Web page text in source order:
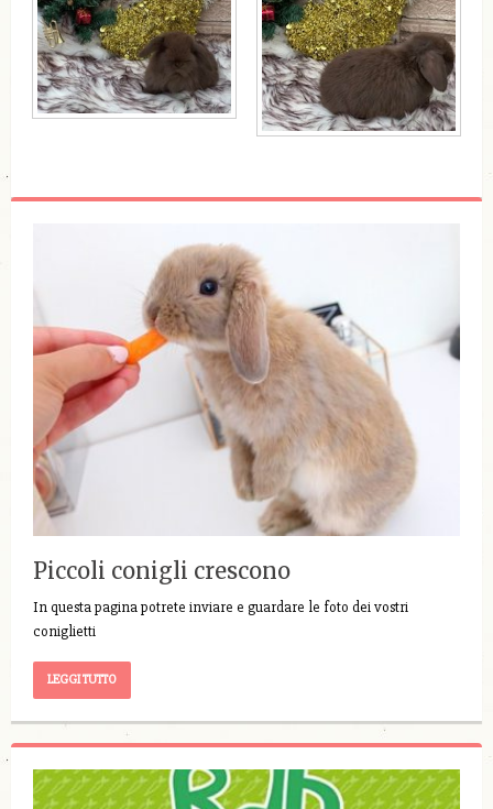
Piccoli conigli crescono
In questa pagina potrete inviare e guardare le foto dei vostri
coniglietti
LEGGI TUTTO